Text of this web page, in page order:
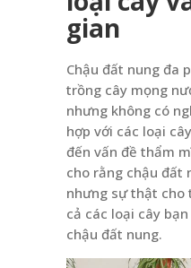
gian
Chậu đất nung đa
trồng cây mọng
nhưng không có
hợp với các loại
đến vấn đề thẩm
cho rằng chậu đất
nhưng sự thật cho
cả các loại cây
chậu đất nung.